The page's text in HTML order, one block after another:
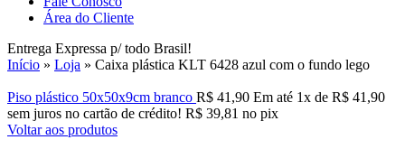
Área do Cliente
Entrega Expressa p/ todo Brasil!
Início » Loja » Caixa plástica KLT 6428 azul com o fundo lego
Piso plástico 50x50x9cm branco R$ 41,90 Em até 1x de R$ 41,90
sem juros no cartão de crédito! R$ 39,81 no pix
Voltar aos produtos